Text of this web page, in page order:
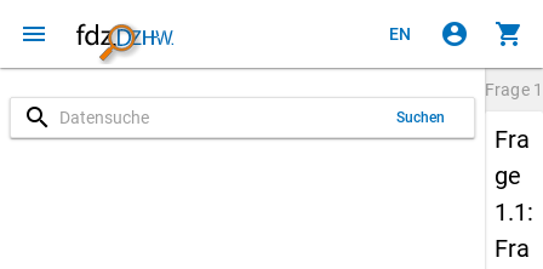
menu EN account_circle shopping_cart
search Suchen
Frage
Fra
ge
1.1:
Fra